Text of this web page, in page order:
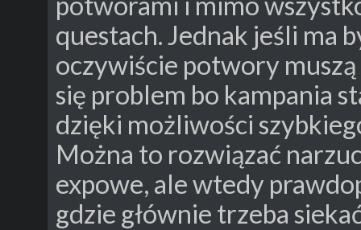
questach. Jednak jeśli ma
oczywiście potwory
się problem bo kampania
dzięki możliwości
Można to rozwiązać
expowe, ale wtedy
gdzie głównie trzeba